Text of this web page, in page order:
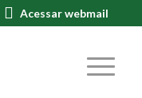
Acessar webmail